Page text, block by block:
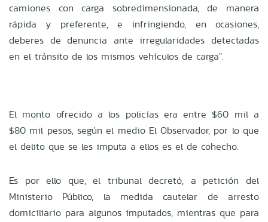
camiones con carga sobredimensionada, de manera
rápida y preferente, e infringiendo, en ocasiones,
deberes de denuncia ante irregularidades detectadas
en el tránsito de los mismos vehículos de carga".
El monto ofrecido a los policías era entre $60 mil a
$80 mil pesos, según el medio El Observador, por lo que
el delito que se les imputa a ellos es el de cohecho.
Es por ello que, el tribunal decretó, a petición del
Ministerio Público, la medida cautelar de arresto
domiciliario para algunos imputados, mientras que para